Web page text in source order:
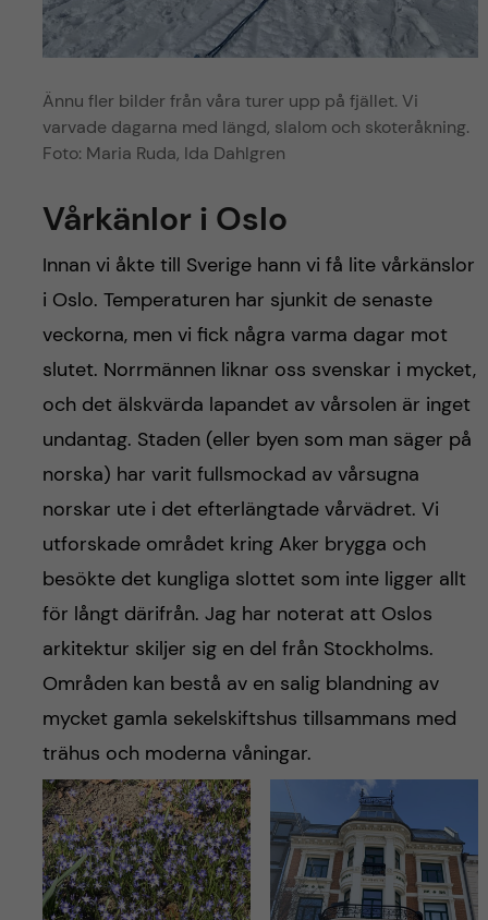
Ännu fler bilder från våra turer upp på fjället. Vi
varvade dagarna med längd, slalom och skoteråkning.
Foto: Maria Ruda, Ida Dahlgren
Vårkänlor i Oslo
Innan vi åkte till Sverige hann vi få lite vårkänslor
i Oslo. Temperaturen har sjunkit de senaste
veckorna, men vi fick några varma dagar mot
slutet. Norrmännen liknar oss svenskar i mycket,
och det älskvärda lapandet av vårsolen är inget
undantag. Staden (eller byen som man säger på
norska) har varit fullsmockad av vårsugna
norskar ute i det efterlängtade vårvädret. Vi
utforskade området kring Aker brygga och
besökte det kungliga slottet som inte ligger allt
för långt därifrån. Jag har noterat att Oslos
arkitektur skiljer sig en del från Stockholms.
Områden kan bestå av en salig blandning av
mycket gamla sekelskiftshus tillsammans med
trähus och moderna våningar.